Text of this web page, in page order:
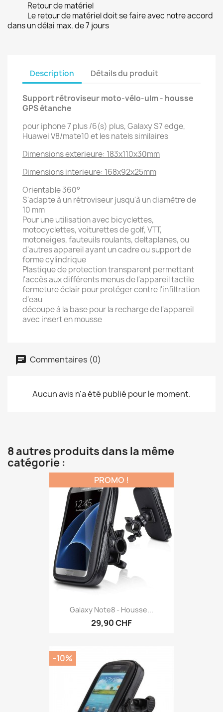
Retour de matériel
Le retour de matériel doit se faire avec notre accord
dans un délai max. de 7 jours
Description Détails du produit
Support rétroviseur moto-vélo-ulm - housse
GPS étanche
pour iphone 7 plus /6(s) plus, Galaxy S7 edge,
Huawei V8/mate10 et les natels similaires
Dimensions exterieure: 183x110x30mm
Dimensions interieure: 168x92x25mm
Orientable 360°
S'adapte à un rétroviseur jusqu'à un diamètre de
10 mm
Pour une utilisation avec bicyclettes,
motocyclettes, voiturettes de golf, VTT,
motoneiges, fauteuils roulants, deltaplanes, ou
d'autres appareil ayant un cadre ou support de
forme cylindrique
Plastique de protection transparent permettant
l'accès aux différents menus de l'appareil tactile
fermeture éclair pour protéger contre l'infiltration
d'eau
découpe à la base pour la recharge de l'appareil
avec insert en mousse
Commentaires (0)
Aucun avis n'a été publié pour le moment.
8 autres produits dans la même
catégorie :
Galaxy Note8 - Housse...
29,90 CHF
PROMO !
-10%